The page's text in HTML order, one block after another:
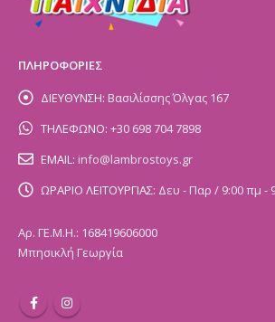
ΠΛΗΡΟΦΟΡΙΕΣ
ΔΙΕΥΘΥΝΣΗ: Βασιλίσσης Όλγας 167
ΤΗΛΕΦΩΝΟ: +30 698 704 7898
EMAIL: info@lambrostoys.gr
ΩΡΑΡΙΟ ΛΕΙΤΟΥΡΓΙΑΣ: Δευ - Παρ / 9:00 πμ -
Αρ. ΓΕ.Μ.Η.: 168419606000
Μπησικλή Γεωργία